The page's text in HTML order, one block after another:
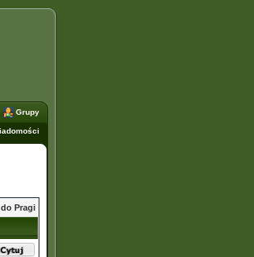
Grupy
Pragi